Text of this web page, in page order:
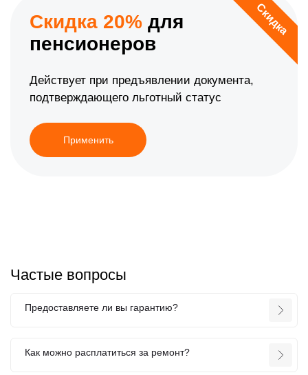
Скидка
Скидка 20% для
пенсионеров
Действует при предъявлении документа,
подтверждающего льготный статус
Применить
Частые вопросы
Предоставляете ли вы гарантию?
Как можно расплатиться за ремонт?